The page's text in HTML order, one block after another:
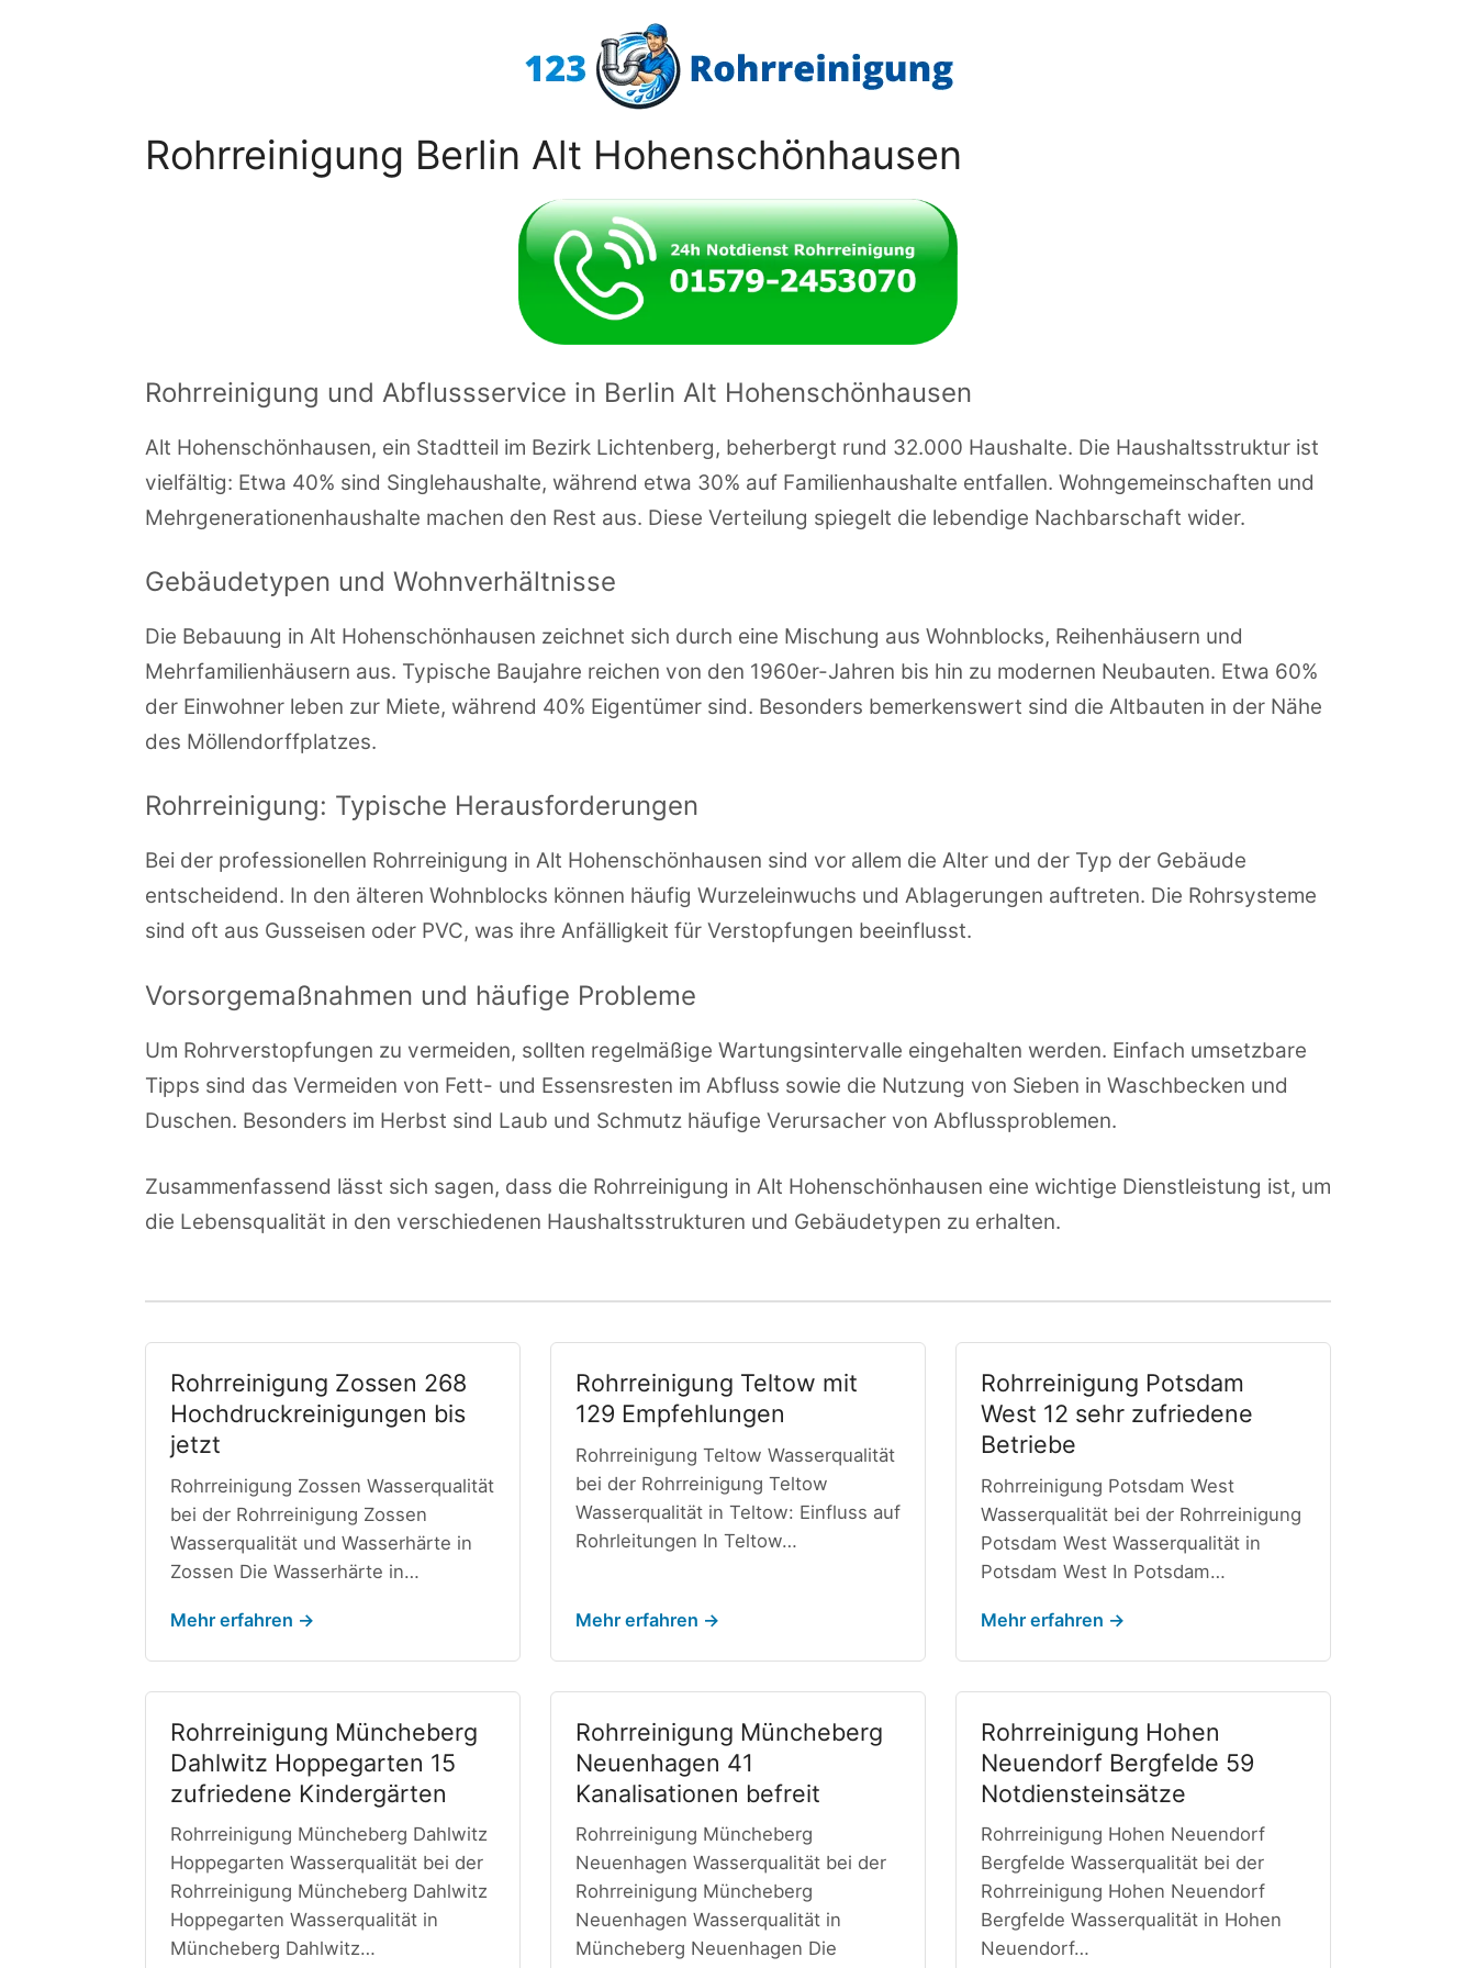
Rohrreinigung Berlin Alt Hohenschönhausen
Rohrreinigung und Abflussservice in Berlin Alt Hohenschönhausen
Alt Hohenschönhausen, ein Stadtteil im Bezirk Lichtenberg, beherbergt rund 32.000 Haushalte. Die Haushaltsstruktur ist
vielfältig: Etwa 40% sind Singlehaushalte, während etwa 30% auf Familienhaushalte entfallen. Wohngemeinschaften und
Mehrgenerationenhaushalte machen den Rest aus. Diese Verteilung spiegelt die lebendige Nachbarschaft wider.
Gebäudetypen und Wohnverhältnisse
Die Bebauung in Alt Hohenschönhausen zeichnet sich durch eine Mischung aus Wohnblocks, Reihenhäusern und
Mehrfamilienhäusern aus. Typische Baujahre reichen von den 1960er-Jahren bis hin zu modernen Neubauten. Etwa 60%
der Einwohner leben zur Miete, während 40% Eigentümer sind. Besonders bemerkenswert sind die Altbauten in der Nähe
des Möllendorffplatzes.
Rohrreinigung: Typische Herausforderungen
Bei der professionellen Rohrreinigung in Alt Hohenschönhausen sind vor allem die Alter und der Typ der Gebäude
entscheidend. In den älteren Wohnblocks können häufig Wurzeleinwuchs und Ablagerungen auftreten. Die Rohrsysteme
sind oft aus Gusseisen oder PVC, was ihre Anfälligkeit für Verstopfungen beeinflusst.
Vorsorgemaßnahmen und häufige Probleme
Um Rohrverstopfungen zu vermeiden, sollten regelmäßige Wartungsintervalle eingehalten werden. Einfach umsetzbare
Tipps sind das Vermeiden von Fett- und Essensresten im Abfluss sowie die Nutzung von Sieben in Waschbecken und
Duschen. Besonders im Herbst sind Laub und Schmutz häufige Verursacher von Abflussproblemen.
Zusammenfassend lässt sich sagen, dass die Rohrreinigung in Alt Hohenschönhausen eine wichtige Dienstleistung ist, um
die Lebensqualität in den verschiedenen Haushaltsstrukturen und Gebäudetypen zu erhalten.
Rohrreinigung Zossen 268
Hochdruckreinigungen bis
jetzt
Rohrreinigung Zossen Wasserqualität
bei der Rohrreinigung Zossen
Wasserqualität und Wasserhärte in
Zossen Die Wasserhärte in…
Mehr erfahren →
Rohrreinigung Teltow mit
129 Empfehlungen
Rohrreinigung Teltow Wasserqualität
bei der Rohrreinigung Teltow
Wasserqualität in Teltow: Einfluss auf
Rohrleitungen In Teltow…
Mehr erfahren →
Rohrreinigung Potsdam
West 12 sehr zufriedene
Betriebe
Rohrreinigung Potsdam West
Wasserqualität bei der Rohrreinigung
Potsdam West Wasserqualität in
Potsdam West In Potsdam…
Mehr erfahren →
Rohrreinigung Müncheberg
Dahlwitz Hoppegarten 15
zufriedene Kindergärten
Rohrreinigung Müncheberg Dahlwitz
Hoppegarten Wasserqualität bei der
Rohrreinigung Müncheberg Dahlwitz
Hoppegarten Wasserqualität in
Müncheberg Dahlwitz…
Rohrreinigung Müncheberg
Neuenhagen 41
Kanalisationen befreit
Rohrreinigung Müncheberg
Neuenhagen Wasserqualität bei der
Rohrreinigung Müncheberg
Neuenhagen Wasserqualität in
Müncheberg Neuenhagen Die
Rohrreinigung Hohen
Neuendorf Bergfelde 59
Notdiensteinsätze
Rohrreinigung Hohen Neuendorf
Bergfelde Wasserqualität bei der
Rohrreinigung Hohen Neuendorf
Bergfelde Wasserqualität in Hohen
Neuendorf…